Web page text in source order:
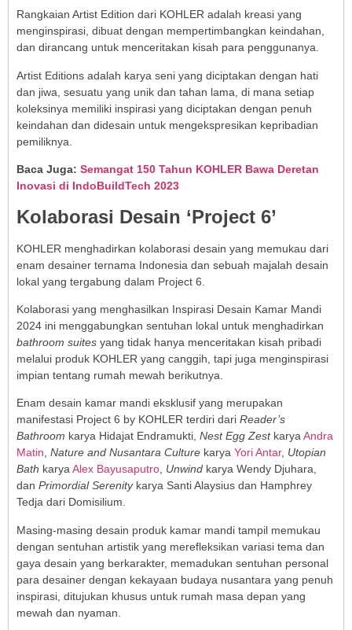
Rangkaian Artist Edition dari KOHLER adalah kreasi yang
menginspirasi, dibuat dengan mempertimbangkan keindahan,
dan dirancang untuk menceritakan kisah para penggunanya.
Artist Editions adalah karya seni yang diciptakan dengan hati
dan jiwa, sesuatu yang unik dan tahan lama, di mana setiap
koleksinya memiliki inspirasi yang diciptakan dengan penuh
keindahan dan didesain untuk mengekspresikan kepribadian
pemiliknya.
Baca Juga: Semangat 150 Tahun KOHLER Bawa Deretan
Inovasi di IndoBuildTech 2023
Kolaborasi Desain ‘Project 6’
KOHLER menghadirkan kolaborasi desain yang memukau dari
enam desainer ternama Indonesia dan sebuah majalah desain
lokal yang tergabung dalam Project 6.
Kolaborasi yang menghasilkan Inspirasi Desain Kamar Mandi
2024 ini menggabungkan sentuhan lokal untuk menghadirkan
bathroom suites yang tidak hanya menceritakan kisah pribadi
melalui produk KOHLER yang canggih, tapi juga menginspirasi
impian tentang rumah mewah berikutnya.
Enam desain kamar mandi eksklusif yang merupakan
manifestasi Project 6 by KOHLER terdiri dari Reader’s
Bathroom karya Hidajat Endramukti, Nest Egg ZestkaryaAndra
Matin, Nature and Nusantara Culture karya Yori Antar, Utopian
Bath karyaAlex Bayusaputro, Unwind karya Wendy Djuhara,
dan Primordial Serenitykarya Santi Alaysius dan Hamphrey
Tedja dari Domisilium.
Masing-masing desain produk kamar mandi tampil memukau
dengan sentuhan artistik yang merefleksikan variasi tema dan
gaya desain yang berkarakter, memadukan sentuhan personal
para desainer dengan kekayaan budaya nusantara yang penuh
inspirasi, ditujukan khusus untuk rumah masa depan yang
mewah dan nyaman.